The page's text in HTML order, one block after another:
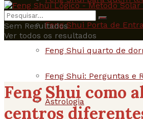
Feng Shui Porta de
Feng Shui quarto de
Feng Shui: Perguntas e
Astrologia
Sem Resultados
Ver todos os resultados
Feng Shui como
centros